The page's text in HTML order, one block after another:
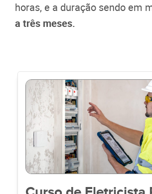
horas, e a duração sendo em
a três meses.